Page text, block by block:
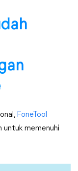
FoneTool
untuk memenuhi